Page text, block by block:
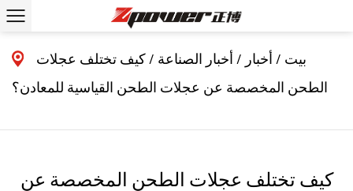
بيت / أخبار / أخبار الصناعة / كيف تختلف عجلات
الطحن المخصصة عن عجلات الطحن القياسية للمعادن؟
كيف تختلف عجلات الطحن المخصصة عن